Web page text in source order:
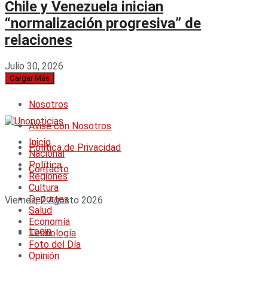
Chile y Venezuela inician
“normalización progresiva” de
relaciones
Julio 30, 2026
Cargar Más
Nosotros
Avise con Nosotros
Política de Privacidad
Contacto
Viernes, 7 Agosto 2026
Login
Inicio
Nacional
Política
Regiones
Cultura
Deportes
Salud
Economía
Tecnología
Foto del Día
Opinión